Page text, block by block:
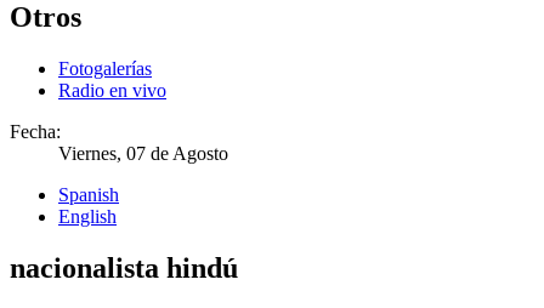
Otros
Fotogalerías
Radio en vivo
Fecha:
Viernes, 07 de Agosto
Spanish
English
nacionalista hindú